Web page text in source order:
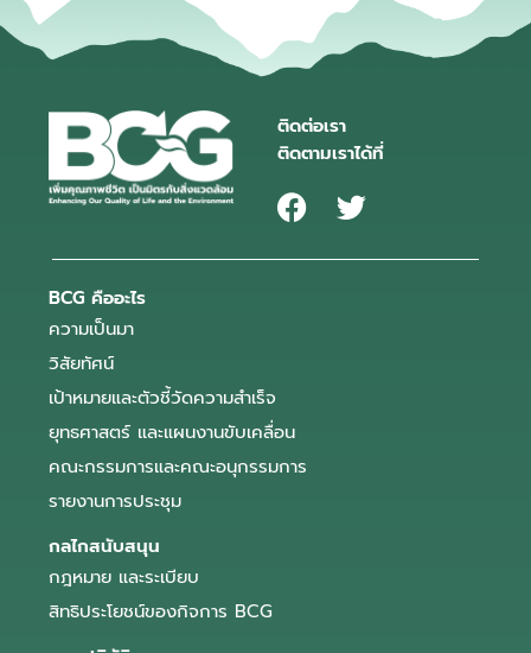
ติดต่อเรา
ติดตามเราได้ที่
BCG คืออะไร
ความเป็นมา
วิสัยทัศน์
เป้าหมายและตัวชี้วัดความสำเร็จ
ยุทธศาสตร์ และแผนงานขับเคลื่อน
คณะกรรมการและคณะอนุกรรมการ
รายงานการประชุม
กลไกสนับสนุน
กฎหมาย และระเบียบ
สิทธิประโยชน์ของกิจการ BCG